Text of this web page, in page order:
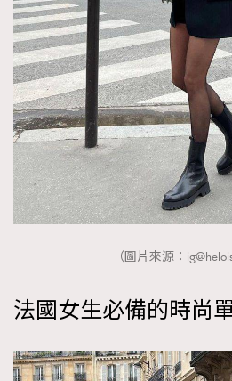
（圖片來源：
法國女生必備的時尚